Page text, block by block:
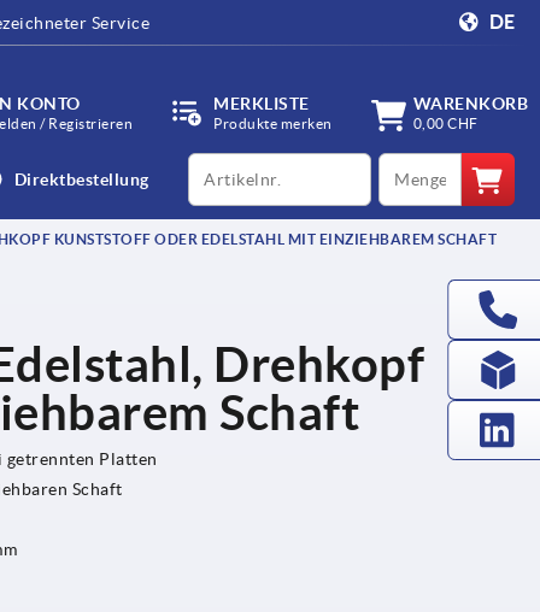
Service DE
KONTO
/ Registrieren
MERKLISTE
Produkte merken
WARENKORB
0,00 CHF
Direktbestellung
productCode qty
KUNSTSTOFF ODER EDELSTAHL MIT EINZIEHBAREM SCHAFT
Drehkopf
Schaft
getrennten Platten
Schaft